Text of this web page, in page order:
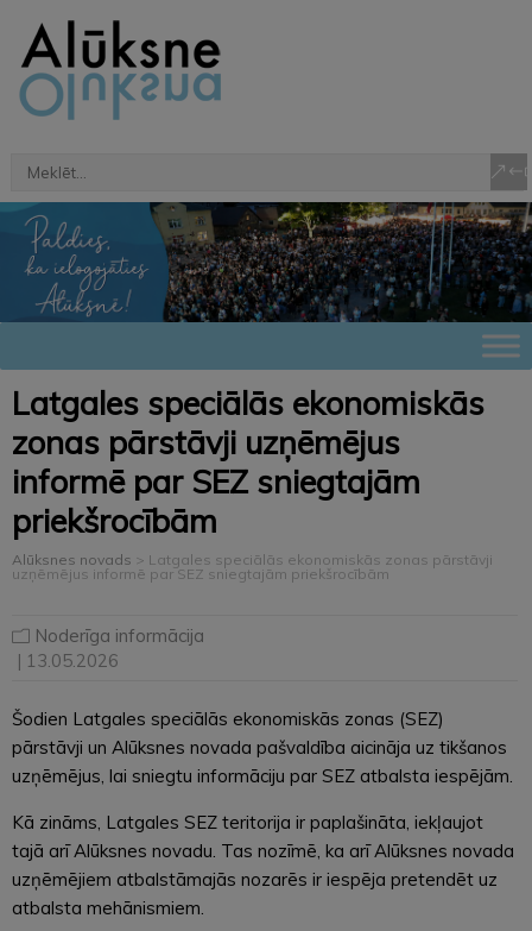
Latgales speciālās ekonomiskās
zonas pārstāvji uzņēmējus
informē par SEZ sniegtajām
priekšrocībām
Alūksnes novads > Latgales speciālās ekonomiskās zonas pārstāvji
uzņēmējus informē par SEZ sniegtajām priekšrocībām
Noderīga informācija
| 13.05.2026
Šodien Latgales speciālās ekonomiskās zonas (SEZ)
pārstāvji un Alūksnes novada pašvaldība aicināja uz tikšanos
uzņēmējus, lai sniegtu informāciju par SEZ atbalsta iespējām.
Kā zināms, Latgales SEZ teritorija ir paplašināta, iekļaujot
tajā arī Alūksnes novadu. Tas nozīmē, ka arī Alūksnes novada
uzņēmējiem atbalstāmajās nozarēs ir iespēja pretendēt uz
atbalsta mehānismiem.